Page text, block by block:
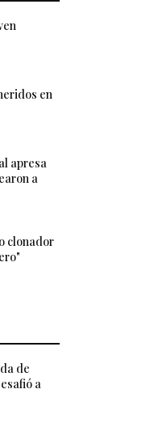
en
apresa
a
clonador
de
a